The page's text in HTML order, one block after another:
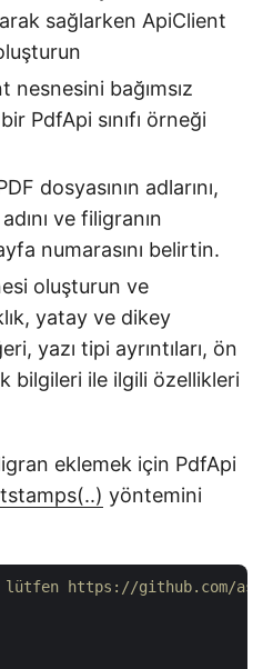
sağlarken ApiClient
nesnesini bağımsız
PdfApi sınıfı örneği
dosyasının adlarını,
ve filigranın
numarasını belirtin.
oluşturun ve
yatay ve dikey
yazı tipi ayrıntıları, ön
bilgileri ile ilgili özellikleri
eklemek için PdfApi
yöntemini
https://github.com/